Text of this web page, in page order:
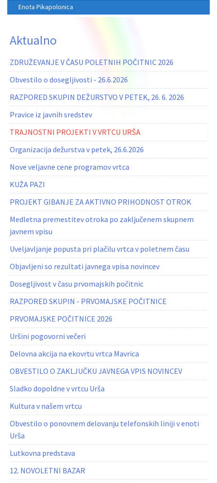
Enota Pikapolonica
Aktualno
ZDRUŽEVANJE V ČASU POLETNIH POČITNIC 2026
Obvestilo o dosegljivosti - 26.6.2026
RAZPORED SKUPIN DEŽURSTVO V PETEK, 26. 6. 2026
Pravice iz javnih sredstev
TRAJNOSTNI PROJEKTI V VRTCU URŠA
Organizacija dežurstva v petek, 26.6.2026
Nove veljavne cene programov vrtca
KUŽA PAZI
PROJEKT GIBANJE ZA AKTIVNO PRIHODNOST OTROK
Medletna premestitev otroka po zaključenem skupnem
javnem vpisu
Uveljavljanje popusta pri plačilu vrtca v poletnem času
Objavljeni so rezultati javnega vpisa novincev
Dosegljivost v času prvomajskih počitnic
RAZPORED SKUPIN - PRVOMAJSKE POČITNICE
PRVOMAJSKE POČITNICE 2026
Uršini pogovorni večeri
Delovna akcija na ekovrtu vrtca Mavrica
OBVESTILO O ZAKLJUČKU JAVNEGA VPIS NOVINCEV
Sladko dopoldne v vrtcu Urša
Kultura v našem vrtcu
Obvestilo o ponovnem delovanju telefonskih liniji v enoti
Urša
Lutkovna predstava
12. NOVOLETNI BAZAR